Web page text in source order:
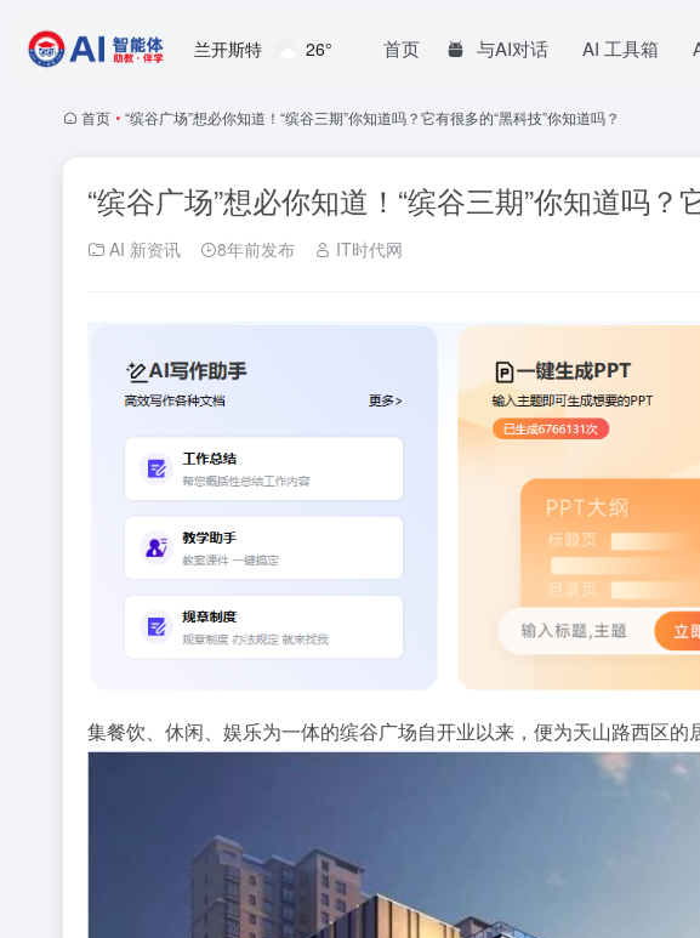
兰开斯特 26° 首页 与AI对话 AI 工具箱
首页 • “缤谷广场”想必你知道！“缤谷三期”你知道吗？它有很多的“黑科技”你知道吗？
“缤谷广场”想必你知道！“缤谷三期”你知道吗？
AI 新资讯 8年前发布 IT时代网
集餐饮、休闲、娱乐为一体的缤谷广场自开业以来，便为天山路西区